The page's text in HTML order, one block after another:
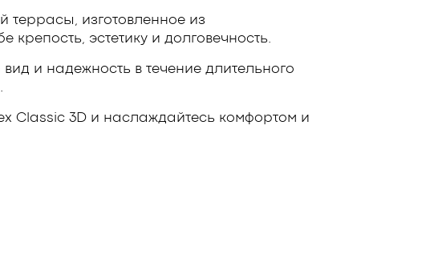
изготовленное из
эстетику и долговечность.
и надежность в течение длительного
Classic 3D и наслаждайтесь комфортом и